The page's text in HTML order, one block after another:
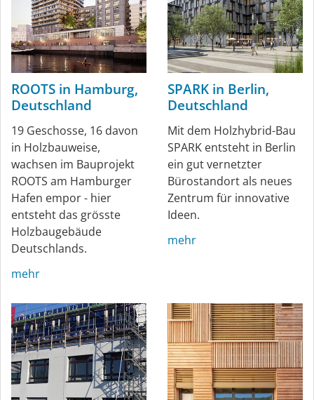
ROOTS in Hamburg,
Deutschland
19 Geschosse, 16 davon
in Holzbauweise,
wachsen im Bauprojekt
ROOTS am Hamburger
Hafen empor - hier
entsteht das grösste
Holzbaugebäude
Deutschlands.
mehr
SPARK in Berlin,
Deutschland
Mit dem Holzhybrid-Bau
SPARK entsteht in Berlin
ein gut vernetzter
Bürostandort als neues
Zentrum für innovative
Ideen.
mehr